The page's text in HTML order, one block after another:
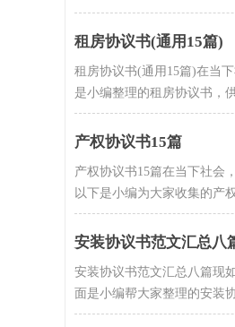
租房协议书(通用15篇)
租房协议书(通用15篇)在当
是小编整理的租房协议书，
产权协议书15篇
产权协议书15篇在当下社会
以下是小编为大家收集的产
安装协议书范文汇总八
安装协议书范文汇总八篇现
面是小编帮大家整理的安装